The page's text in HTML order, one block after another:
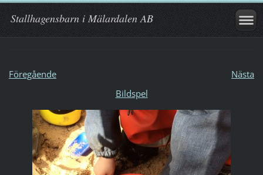
Stallhagensbarn i Mälardalen AB
Föregående
Nästa
Bildspel